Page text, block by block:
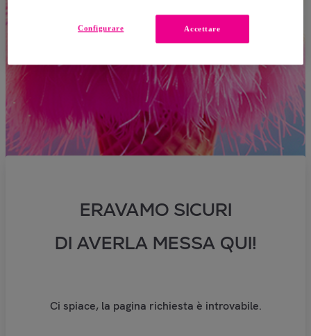
ERAVAMO SICURI
DI AVERLA MESSA QUI!
Ci spiace, la pagina richiesta è introvabile.
Accettare
Configurare